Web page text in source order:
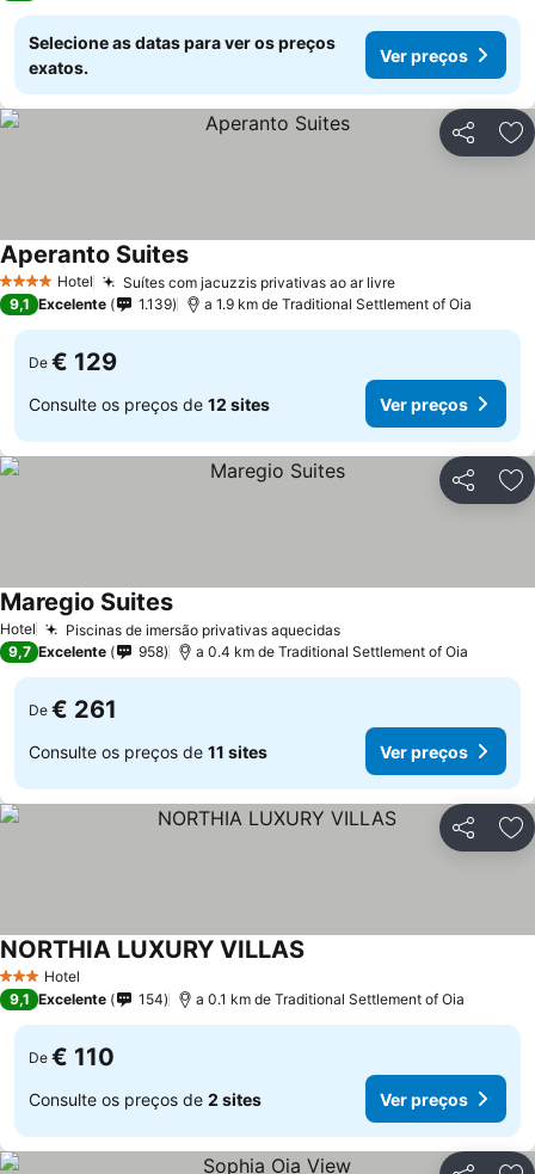
Selecione as datas para ver os preços
exatos.
Ver preços
Partilhar
4 EstrelasHotel Suítes com jacuzzis privativas ao ar livre
Aperanto Suites
9,1 Excelente 1.139 a 1.9 km de Traditional Settlement of Oia
De € 129
Consulte os preços de 12 sites Ver preços
Partilhar
Hotel Piscinas de imersão privativas aquecidas
Maregio Suites
9,7 Excelente 958 a 0.4 km de Traditional Settlement of Oia
De € 261
Consulte os preços de 11 sites Ver preços
Partilhar
3 EstrelasHotel
NORTHIA LUXURY VILLAS
9,1 Excelente 154 a 0.1 km de Traditional Settlement of Oia
De € 110
Consulte os preços de 2 sites Ver preços